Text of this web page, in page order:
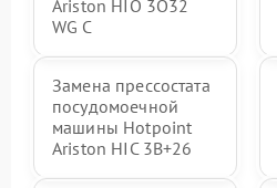
Ariston HIO 3O32
WG C
Замена прессостата
посудомоечной
машины Hotpoint
Ariston HIC 3B+26